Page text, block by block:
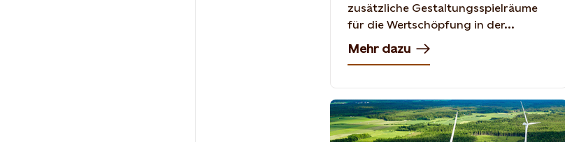
zusätzliche Gestaltungsspielräume
für die Wertschöpfung in der...
Mehr dazu